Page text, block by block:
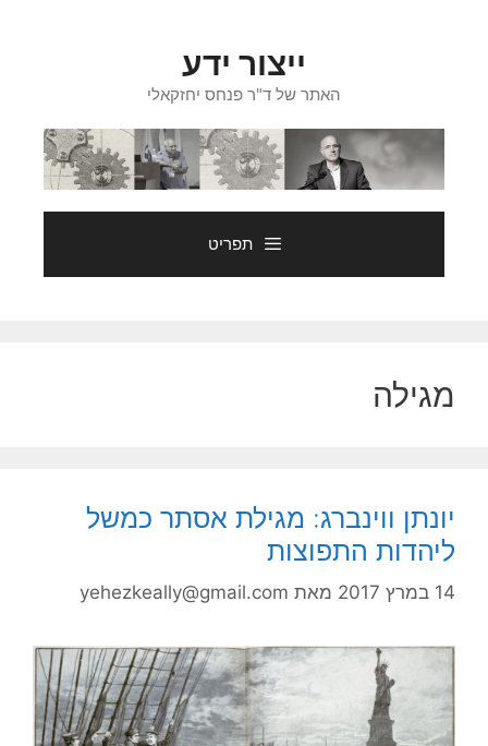
ייצור ידע
האתר של ד"ר פנחס יחזקאלי
תפריט
מגילה
יונתן ווינברג: מגילת אסתר כמשל
ליהדות התפוצות
14 במרץ 2017 מאת yehezkeally@gmail.com